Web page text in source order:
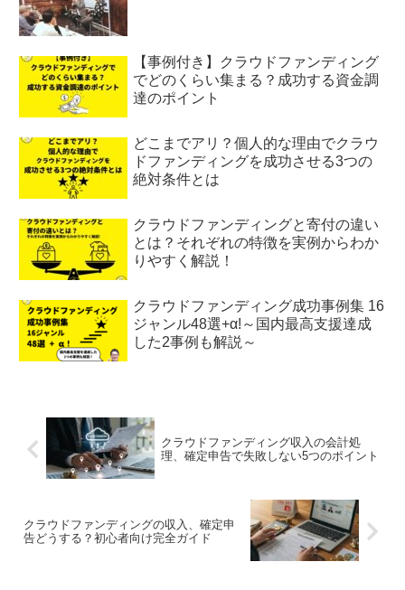
【事例付き】クラウドファンディング
でどのくらい集まる？成功する資金調
達のポイント
どこまでアリ？個人的な理由でクラウ
ドファンディングを成功させる3つの
絶対条件とは
クラウドファンディングと寄付の違い
とは？それぞれの特徴を実例からわか
りやすく解説！
クラウドファンディング成功事例集 16
ジャンル48選+α!～国内最高支援達成
した2事例も解説～
クラウドファンディング収入の会計処
理、確定申告で失敗しない5つのポイント
クラウドファンディングの収入、確定申
告どうする？初心者向け完全ガイド